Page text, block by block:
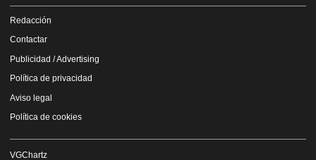
Redacción
Contactar
Publicidad / Advertising
Política de privacidad
Aviso legal
Política de cookies
VGChartz